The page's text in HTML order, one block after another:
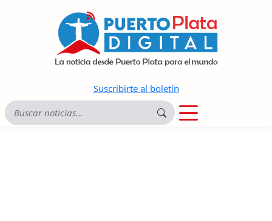
Suscribirte al boletín